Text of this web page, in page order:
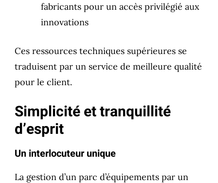
fabricants pour un accès privilégié aux
innovations
Ces ressources techniques supérieures se
traduisent par un service de meilleure qualité
pour le client.
Simplicité et tranquillité
d’esprit
Un interlocuteur unique
La gestion d’un parc d’équipements par un